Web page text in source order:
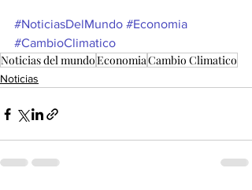
#NoticiasDelMundo #Economia
#CambioClimatico
Noticias del mundoEconomiaCambio Climatico
Noticias